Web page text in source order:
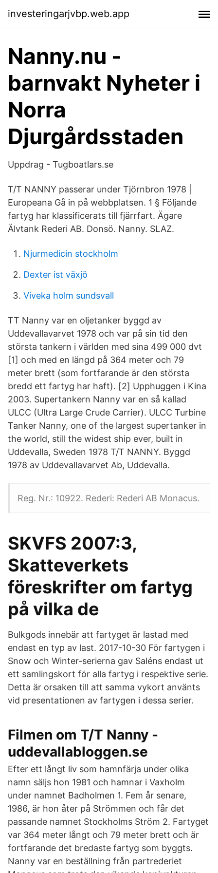
investeringarjvbp.web.app
Nanny.nu -
barnvakt Nyheter i
Norra
Djurgårdsstaden
Uppdrag - Tugboatlars.se
T/T NANNY passerar under Tjörnbron 1978 |
Europeana Gå in på webbplatsen. 1 § Följande
fartyg har klassificerats till fjärrfart. Ägare
Älvtank Rederi AB. Donsö. Nanny. SLAZ.
Njurmedicin stockholm
Dexter ist växjö
Viveka holm sundsvall
TT Nanny var en oljetanker byggd av
Uddevallavarvet 1978 och var på sin tid den
största tankern i världen med sina 499 000 dvt
[1] och med en längd på 364 meter och 79
meter brett (som fortfarande är den största
bredd ett fartyg har haft). [2] Upphuggen i Kina
2003. Supertankern Nanny var en så kallad
ULCC (Ultra Large Crude Carrier). ULCC Turbine
Tanker Nanny, one of the largest supertanker in
the world, still the widest ship ever, built in
Uddevalla, Sweden 1978 T/T NANNY. Byggd
1978 av Uddevallavarvet Ab, Uddevalla.
Reg. Nr.: 10922. Rederi: Rederi AB Monacus.
SKVFS 2007:3,
Skatteverkets
föreskrifter om fartyg
på vilka de
Bulkgods innebär att fartyget är lastad med
endast en typ av last. 2017-10-30 För fartygen i
Snow och Winter-serierna gav Saléns endast ut
ett samlingskort för alla fartyg i respektive serie.
Detta är orsaken till att samma vykort använts
vid presentationen av fartygen i dessa serier.
Filmen om T/T Nanny -
uddevallabloggen.se
Efter ett långt liv som hamnfärja under olika
namn säljs hon 1981 och hamnar i Vaxholm
under namnet Badholmen 1. Fem år senare,
1986, är hon åter på Strömmen och får det
passande namnet Stockholms Ström 2. Fartyget
var 364 meter långt och 79 meter brett och är
fortfarande det bredaste fartyg som byggts.
Nanny var en beställning från partrederiet